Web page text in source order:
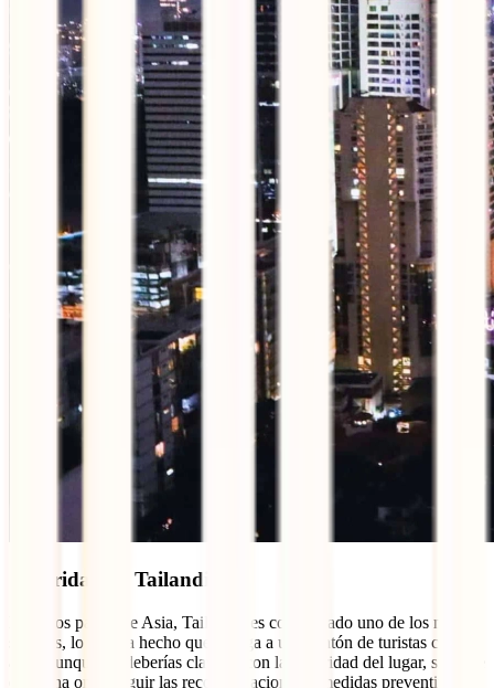
Seguridad en Tailandia
Entre los países de Asia, Tailandia es considerado uno de los más
seguros, lo que ha hecho que atraiga a un montón de turistas cada
año. Aunque no deberías clavarte con la seguridad del lugar, siempre
es buena onda seguir las recomendaciones y medidas preventivas